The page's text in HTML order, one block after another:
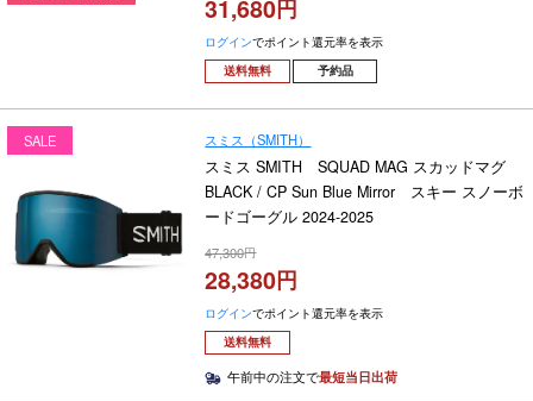
31,680
ログインでポイント還元率を表示
送料無料
予約品
SALE スミス（SMITH）
スミス SMITH SQUAD MAG スカッドマグ
BLACK / CP Sun Blue Mirror スキー スノーボ
ードゴーグル 2024-2025
47,300
28,380
ログインでポイント還元率を表示
送料無料
午前中の注文で最短当日出荷